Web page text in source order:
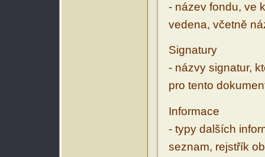
- název fondu, ve
vedena, včetně
Signatury
- názvy signatur,
pro tento
Informace
- typy dalších
seznam, rejstřík